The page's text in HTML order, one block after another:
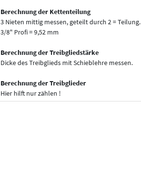
Berechnung der Kettenteilung
3 Nieten mittig messen, geteilt durch 2 = Teilung.
3/8" Profi = 9,52 mm
Berechnung der Treibgliedstärke
Dicke des Treibglieds mit Schieblehre messen.
Berechnung der Treibglieder
Hier hilft nur zählen !